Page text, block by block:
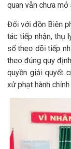
quan vẫn chưa
Đối với đồn Biên
tác tiếp nhận, thụ
sổ theo dõi tiếp
theo đúng quy
quyền giải quyết
xử phạt hành